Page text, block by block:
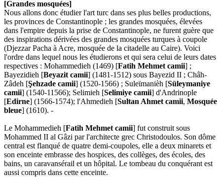
[Grandes mosquées]
Nous allons donc étudier l'art turc dans ses plus belles productions,
les provinces de Constantinople ; les grandes mosquées, élevées
dans l'empire depuis la prise de Constantinople, ne furent guère que
des inspirations dérivées des grandes mosquées turques à coupole
(Djezzar Pacha à Acre, mosquée de la citadelle au Caire). Voici
l'ordre dans lequel nous les étudierons et qui sera celui de leurs dates
respectives : Mohammedieh (1469) [Fatih Mehmet camii] ;
Bayezidieh [Beyazit camii] (1481-1512) sous Bayezid II ; Châh-
Zâdeh [Şehzade camii] (1520-1566) ; Suleïmanièh [Süleymaniye
camii] (1540-11566); Selimieh [Selimiye camii] d'Andrinople
[Edirne] (1566-1574); l'Ahmedieh [Sultan Ahmet camii, Mosquée
bleue] (1610). -
Le Mohammedieh [Fatih Mehmet camii] fut construit sous
Mohammed II al Gâzi par l'architecte grec Christodoulos. Son dôme
central est flanqué de quatre demi-coupoles, elle a deux minarets et
son enceinte embrasse des hospices, des collèges, des écoles, des
bains, un caravansérail et un hôpital. Le tombeau du conquérant est
aussi compris dans cette enceinte.